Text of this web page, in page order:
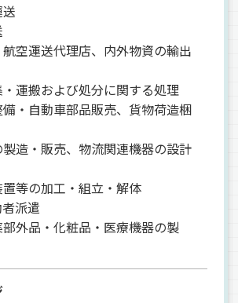
空運送代理店、内外物資の輸出
運搬および処分に関する処理
・自動車部品販売、貨物荷造梱
造・販売、物流関連機器の設計
等の加工・組立・解体
派遣
外品・化粧品・医療機器の製